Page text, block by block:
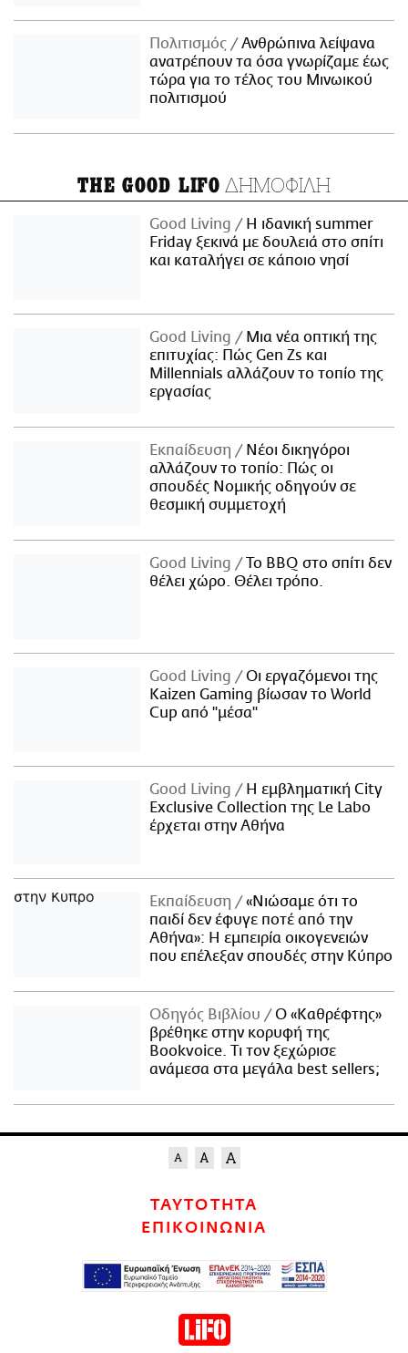
Πολιτισμός
Ανθρώπινα λείψανα
ανατρέπουν τα όσα γνωρίζαμε έως
τώρα για το τέλος του Μινωικού
πολιτισμού
THE GOOD LIFO ΔΗΜΟΦΙΛΗ
Good Living
Η ιδανική summer
Friday ξεκινά με δουλειά στο σπίτι
και καταλήγει σε κάποιο νησί
Good Living
Μια νέα οπτική της
επιτυχίας: Πώς Gen Zs και
Millennials αλλάζουν το τοπίο της
εργασίας
Εκπαίδευση
Νέοι δικηγόροι
αλλάζουν το τοπίο: Πώς οι
σπουδές Νομικής οδηγούν σε
θεσμική συμμετοχή
Good Living
Το BBQ στο σπίτι δεν
θέλει χώρο. Θέλει τρόπο.
Good Living
Οι εργαζόμενοι της
Kaizen Gaming βίωσαν το World
Cup από "μέσα"
Good Living
Η εμβληματική City
Exclusive Collection της Le Labo
έρχεται στην Αθήνα
Εκπαίδευση
«Νιώσαμε ότι το
παιδί δεν έφυγε ποτέ από την
Αθήνα»: Η εμπειρία οικογενειών
που επέλεξαν σπουδές στην Κύπρο
Οδηγός Βιβλίου
Ο «Καθρέφτης»
βρέθηκε στην κορυφή της
Bookvoice. Τι τον ξεχώρισε
ανάμεσα στα μεγάλα best sellers;
ΤΑΥΤΟΤΗΤΑ
ΕΠΙΚΟΙΝΩΝΙΑ